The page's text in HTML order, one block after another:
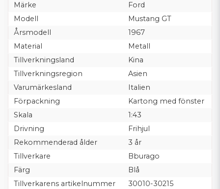
Märke
Ford
Modell
Mustang GT
Årsmodell
1967
Material
Metall
Tillverkningsland
Kina
Tillverkningsregion
Asien
Varumärkesland
Italien
Förpackning
Kartong med fönster
Skala
1:43
Drivning
Frihjul
Rekommenderad ålder
3 år
Tillverkare
Bburago
Färg
Blå
Tillverkarens artikelnummer
30010-30215